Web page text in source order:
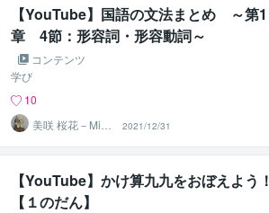
【YouTube】国語の文法まとめ ～第1
章 4節：形容詞・形容動詞～
コンテンツ
学び
10
美咲 桜花－Misa
ki Ohka－
2021/12/31
【YouTube】かけ算九九をおぼえよう！
【１のだん】